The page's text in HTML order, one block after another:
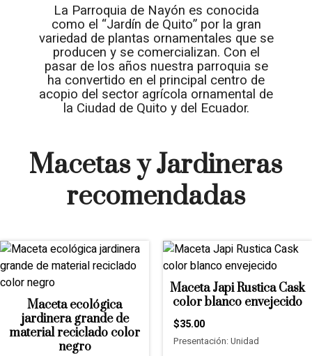
La Parroquia de Nayón es conocida
como el “Jardín de Quito” por la gran
variedad de plantas ornamentales que se
producen y se comercializan. Con el
pasar de los años nuestra parroquia se
ha convertido en el principal centro de
acopio del sector agrícola ornamental de
la Ciudad de Quito y del Ecuador.
Macetas y Jardineras
recomendadas
Maceta ecológica
jardinera grande de
material reciclado color
negro
Maceta Japi Rustica Cask
color blanco envejecido
$35.00
Presentación: Unidad